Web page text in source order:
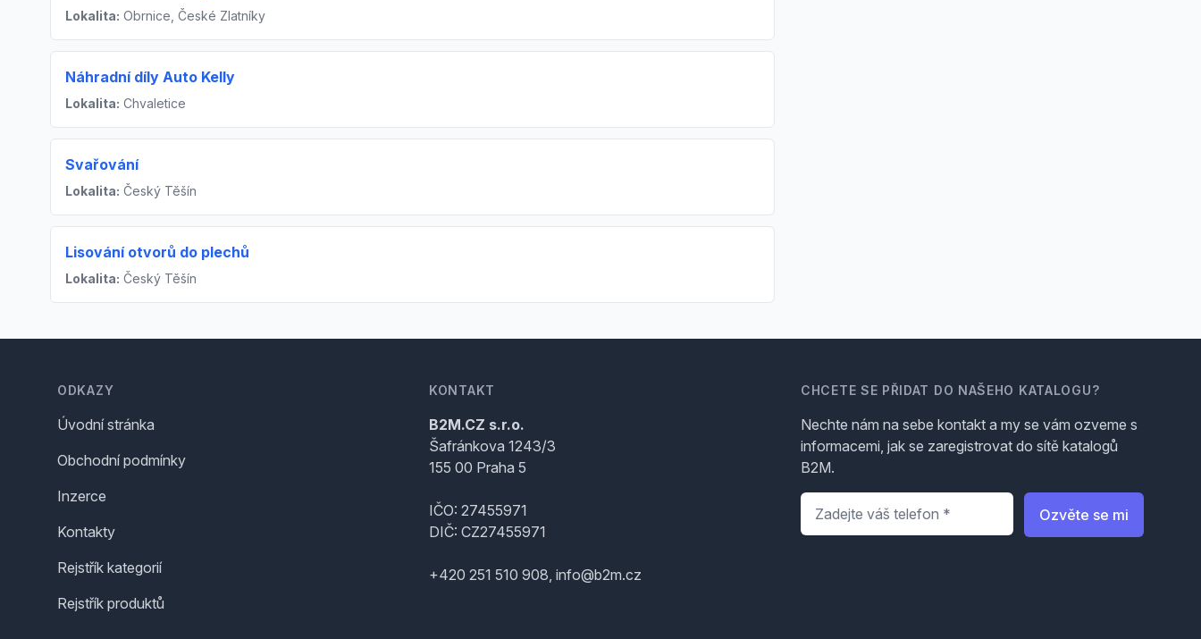
Lokalita: Obrnice, České Zlatníky
Náhradní díly Auto Kelly
Lokalita: Chvaletice
Svařování
Lokalita: Český Těšín
Lisování otvorů do plechů
Lokalita: Český Těšín
ODKAZY
Úvodní stránka
Obchodní podmínky
Inzerce
Kontakty
Rejstřík kategorií
Rejstřík produktů
KONTAKT
B2M.CZ s.r.o.
Šafránkova 1243/3
155 00 Praha 5
IČO: 27455971
DIČ: CZ27455971
+420 251 510 908, info@b2m.cz
CHCETE SE PŘIDAT DO NAŠEHO KATALOGU?
Nechte nám na sebe kontakt a my se vám ozveme s
informacemi, jak se zaregistrovat do sítě katalogů
B2M.
Telefon
Ozvěte se mi